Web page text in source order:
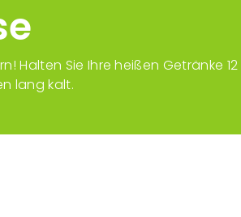
Halten Sie Ihre heißen Getränke 12
lang kalt.